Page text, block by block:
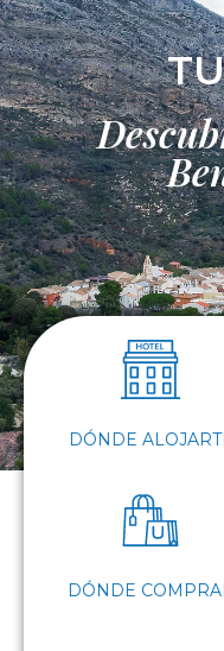
DÓNDE
DÓNDE